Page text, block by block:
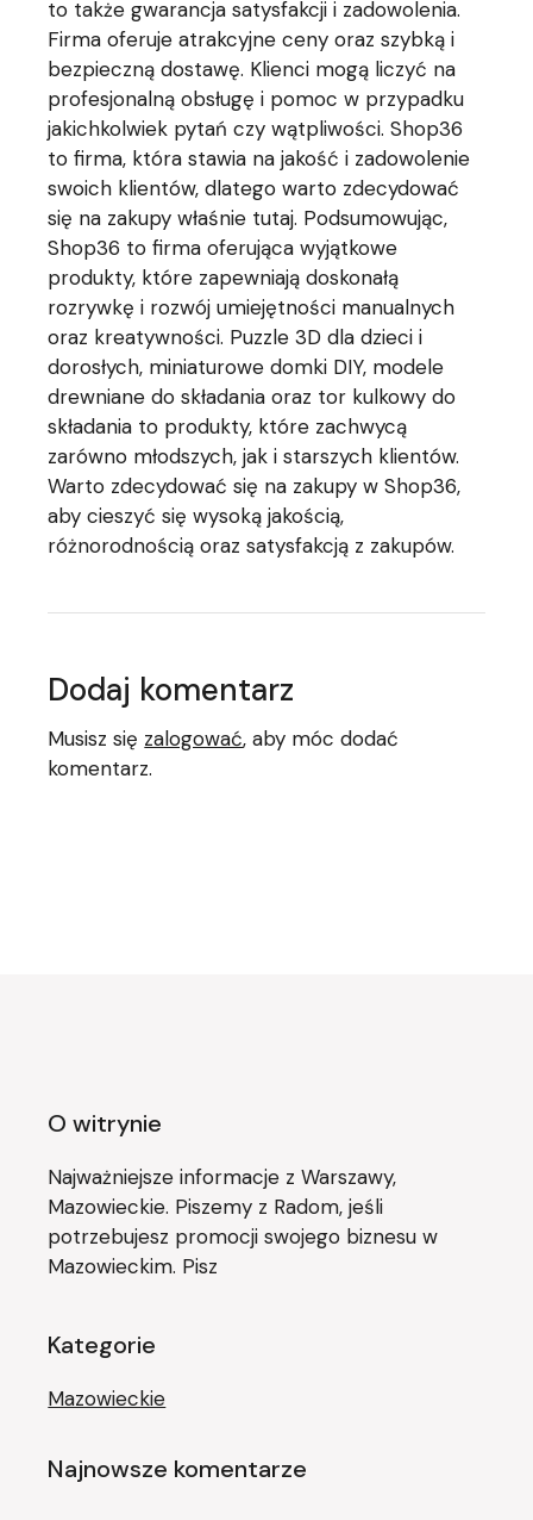
to także gwarancja satysfakcji i zadowolenia.
Firma oferuje atrakcyjne ceny oraz szybką i
bezpieczną dostawę. Klienci mogą liczyć na
profesjonalną obsługę i pomoc w przypadku
jakichkolwiek pytań czy wątpliwości. Shop36
to firma, która stawia na jakość i zadowolenie
swoich klientów, dlatego warto zdecydować
się na zakupy właśnie tutaj. Podsumowując,
Shop36 to firma oferująca wyjątkowe
produkty, które zapewniają doskonałą
rozrywkę i rozwój umiejętności manualnych
oraz kreatywności. Puzzle 3D dla dzieci i
dorosłych, miniaturowe domki DIY, modele
drewniane do składania oraz tor kulkowy do
składania to produkty, które zachwycą
zarówno młodszych, jak i starszych klientów.
Warto zdecydować się na zakupy w Shop36,
aby cieszyć się wysoką jakością,
różnorodnością oraz satysfakcją z zakupów.
Dodaj komentarz
Musisz się zalogować, aby móc dodać
komentarz.
O witrynie
Najważniejsze informacje z Warszawy,
Mazowieckie. Piszemy z Radom, jeśli
potrzebujesz promocji swojego biznesu w
Mazowieckim. Pisz
Kategorie
Mazowieckie
Najnowsze komentarze